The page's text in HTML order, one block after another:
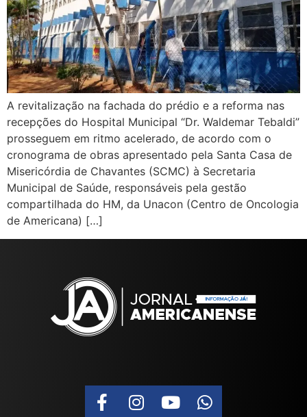
A revitalização na fachada do prédio e a reforma nas
recepções do Hospital Municipal “Dr. Waldemar Tebaldi”
prosseguem em ritmo acelerado, de acordo com o
cronograma de obras apresentado pela Santa Casa de
Misericórdia de Chavantes (SCMC) à Secretaria
Municipal de Saúde, responsáveis pela gestão
compartilhada do HM, da Unacon (Centro de Oncologia
de Americana) […]